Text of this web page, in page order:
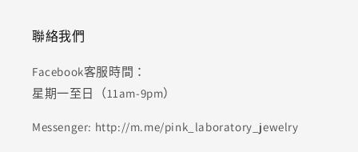
聯絡我們
Facebook客服時間：
星期一至日（11am-9pm）
Messenger: http://m.me/pink_laboratory_jewelry